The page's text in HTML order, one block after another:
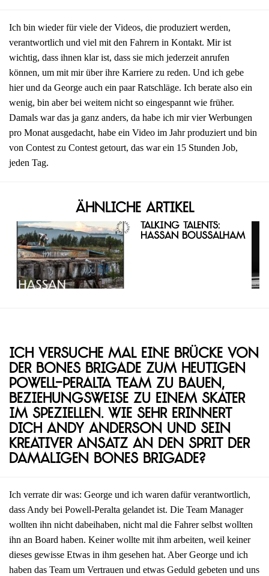
Ich bin wieder für viele der Videos, die produziert werden,
verantwortlich und viel mit den Fahrern in Kontakt. Mir ist
wichtig, dass ihnen klar ist, dass sie mich jederzeit anrufen
können, um mit mir über ihre Karriere zu reden. Und ich gebe
hier und da George auch ein paar Ratschläge. Ich berate also ein
wenig, bin aber bei weitem nicht so eingespannt wie früher.
Damals war das ja ganz anders, da habe ich mir vier Werbungen
pro Monat ausgedacht, habe ein Video im Jahr produziert und bin
von Contest zu Contest getourt, das war ein 15 Stunden Job,
jeden Tag.
Ähnliche Artikel
Talking Talents:
Hassan Boussalham
Ich versuche mal eine Brücke von
der Bones Brigade zum heutigen
Powell-Peralta Team zu bauen,
beziehungsweise zu einem Skater
im Speziellen. Wie sehr erinnert
dich Andy Anderson und sein
kreativer Ansatz an den Sprit der
damaligen Bones Brigade?
Ich verrate dir was: George und ich waren dafür verantwortlich,
dass Andy bei Powell-Peralta gelandet ist. Die Team Manager
wollten ihn nicht dabeihaben, nicht mal die Fahrer selbst wollten
ihn an Board haben. Keiner wollte mit ihm arbeiten, weil keiner
dieses gewisse Etwas in ihm gesehen hat. Aber George und ich
haben das Team um Vertrauen und etwas Geduld gebeten und uns